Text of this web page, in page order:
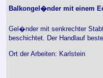
Balkongel�nder mit einem
Gel�nder mit senkrechter
beschichtet. Der Handlauf
Ort der Arbeiten: Karlstein